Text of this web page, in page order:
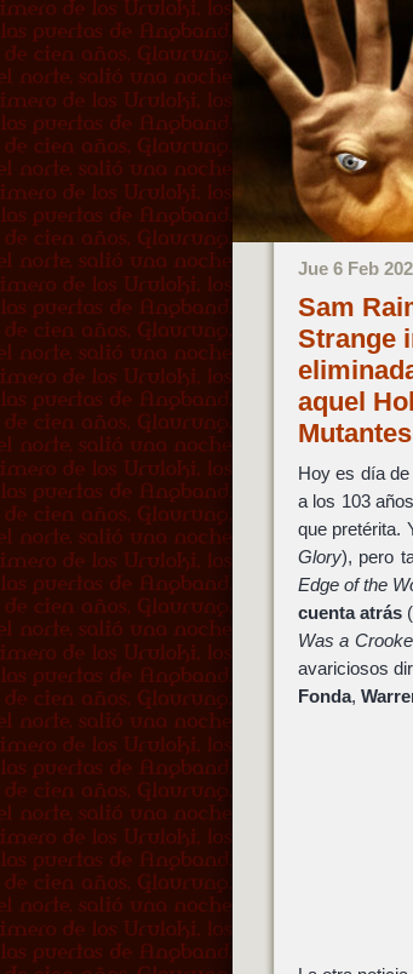
Jue 6 Feb
Sam
Strange
aquel
Hoy es día
a los 103
que pretérita.
Glory), pero
Edge of the
cuenta atrás(
Was a
avariciosos
Fonda,